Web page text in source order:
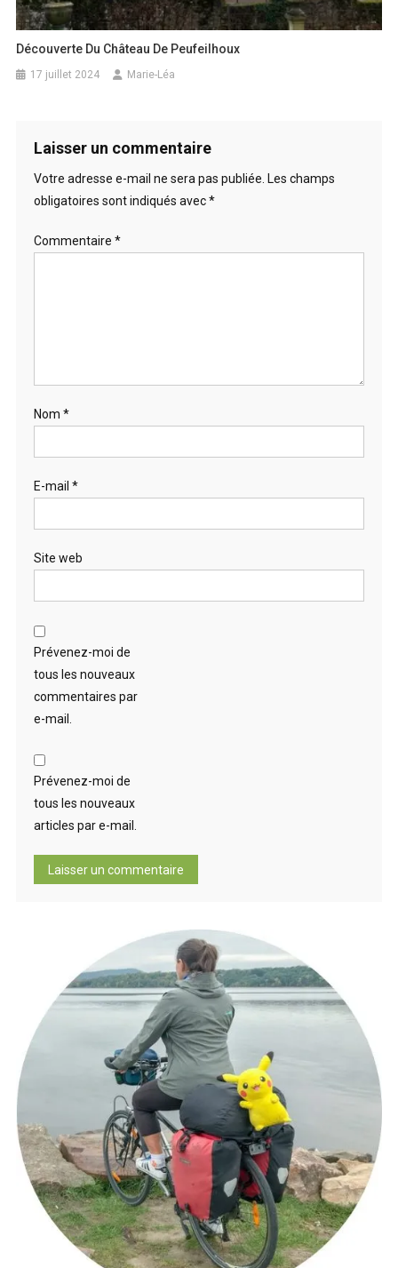
Découverte Du Château De Peufeilhoux
17 juillet 2024 Marie-Léa
Laisser un commentaire
Votre adresse e-mail ne sera pas publiée. Les champs
obligatoires sont indiqués avec*
Commentaire *
Nom *
E-mail *
Site web
Prévenez-moi de
tous les nouveaux
commentaires par
e-mail.
Prévenez-moi de
tous les nouveaux
articles par e-mail.